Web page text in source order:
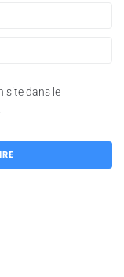
site dans le